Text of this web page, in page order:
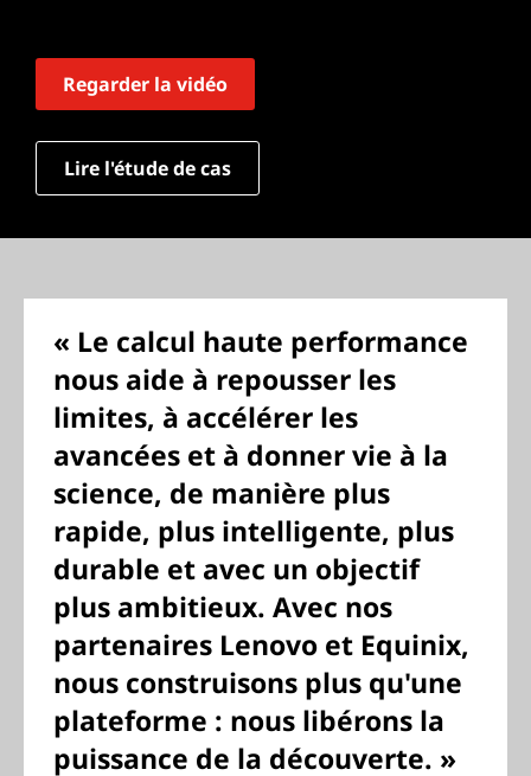
Regarder la vidéo
Lire l'étude de cas
« Le calcul haute performance
nous aide à repousser les
limites, à accélérer les
avancées et à donner vie à la
science, de manière plus
rapide, plus intelligente, plus
durable et avec un objectif
plus ambitieux. Avec nos
partenaires Lenovo et Equinix,
nous construisons plus qu'une
plateforme : nous libérons la
puissance de la découverte. »